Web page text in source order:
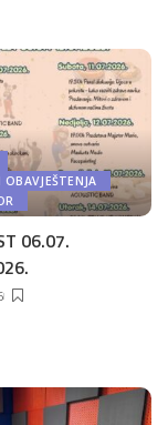
OBAVJEŠTENJA
06.07.